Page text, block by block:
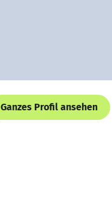
Ganzes Profil ansehen